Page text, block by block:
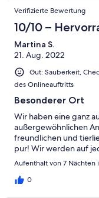
Verifizierte Bewertung
10/10 –
Martina S.
21. Aug. 2022
Gut: Sauberkeit,
des Onlineauftritts
Besonderer Ort
Wir haben eine ganz
außergewöhnlichen
freundlichen und
pur! Wir werden auf
Aufenthalt von 7 Nächten
0